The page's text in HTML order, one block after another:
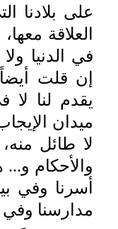
على بلادنا
العلاقة
في الدنيا
إن قلت
يقدم لنا
ميدان
لا طائل منه،
والأحكام
أسرنا وفي
مدارسنا وفي